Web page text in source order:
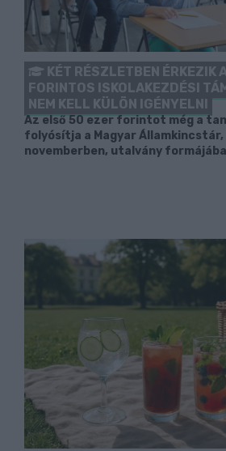
KÉT RÉSZLETBEN ÉRKEZIK
FORINTOS ISKOLAKEZDÉSI
NEM KELL KÜLÖN IGÉNYELNI
Az első 50 ezer forintot még a
folyósítja a Magyar
novemberben, utalvány